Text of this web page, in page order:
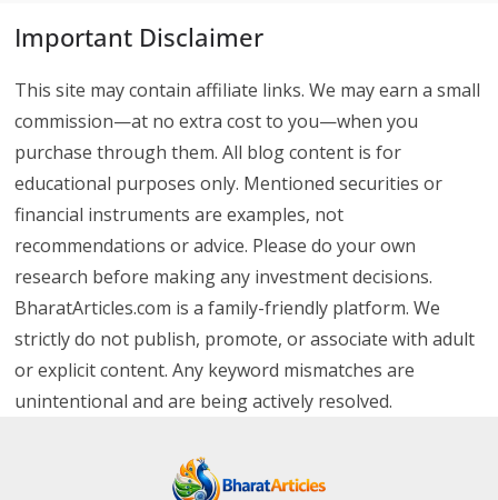
Important Disclaimer
This site may contain affiliate links. We may earn a small
commission—at no extra cost to you—when you
purchase through them. All blog content is for
educational purposes only. Mentioned securities or
financial instruments are examples, not
recommendations or advice. Please do your own
research before making any investment decisions.
BharatArticles.com is a family-friendly platform. We
strictly do not publish, promote, or associate with adult
or explicit content. Any keyword mismatches are
unintentional and are being actively resolved.